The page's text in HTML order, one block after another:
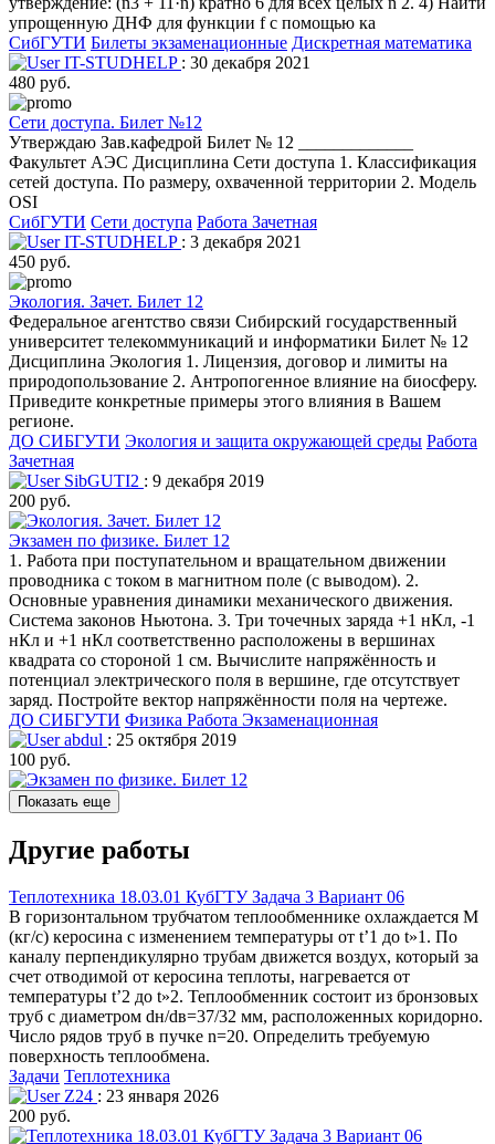
упрощенную ДНФ для функции f с помощью ка
СибГУТИ Билеты экзаменационные Дискретная математика
IT-STUDHELP : 30 декабря 2021
480 руб.
Сети доступа. Билет №12
Утверждаю Зав.кафедрой Билет № 12 _____________
Факультет АЭС Дисциплина Сети доступа 1. Классификация
сетей доступа. По размеру, охваченной территории 2. Модель
OSI
СибГУТИ Сети доступа Работа Зачетная
IT-STUDHELP : 3 декабря 2021
450 руб.
Экология. Зачет. Билет 12
Федеральное агентство связи Сибирский государственный
университет телекоммуникаций и информатики Билет № 12
Дисциплина Экология 1. Лицензия, договор и лимиты на
природопользование 2. Антропогенное влияние на биосферу.
Приведите конкретные примеры этого влияния в Вашем
регионе.
ДО СИБГУТИ Экология и защита окружающей среды Работа
Зачетная
SibGUTI2 : 9 декабря 2019
200 руб.
Экзамен по физике. Билет 12
1. Работа при поступательном и вращательном движении
проводника с током в магнитном поле (с выводом). 2.
Основные уравнения динамики механического движения.
Система законов Ньютона. 3. Три точечных заряда +1 нКл, -1
нКл и +1 нКл соответственно расположены в вершинах
квадрата со стороной 1 см. Вычислите напряжённость и
потенциал электрического поля в вершине, где отсутствует
заряд. Постройте вектор напряжённости поля на чертеже.
ДО СИБГУТИ Физика Работа Экзаменационная
abdul : 25 октября 2019
100 руб.
Показать еще
Другие работы
Теплотехника 18.03.01 КубГТУ Задача 3 Вариант 06
В горизонтальном трубчатом теплообменнике охлаждается М
(кг/c) керосина с изменением температуры от t’1 до t»1. По
каналу перпендикулярно трубам движется воздух, который за
счет отводимой от керосина теплоты, нагревается от
температуры t’2 до t»2. Теплообменник состоит из бронзовых
труб с диаметром dн/dв=37/32 мм, расположенных коридорно.
Число рядов труб в пучке n=20. Определить требуемую
поверхность теплообмена.
Задачи Теплотехника
Z24 : 23 января 2026
200 руб.